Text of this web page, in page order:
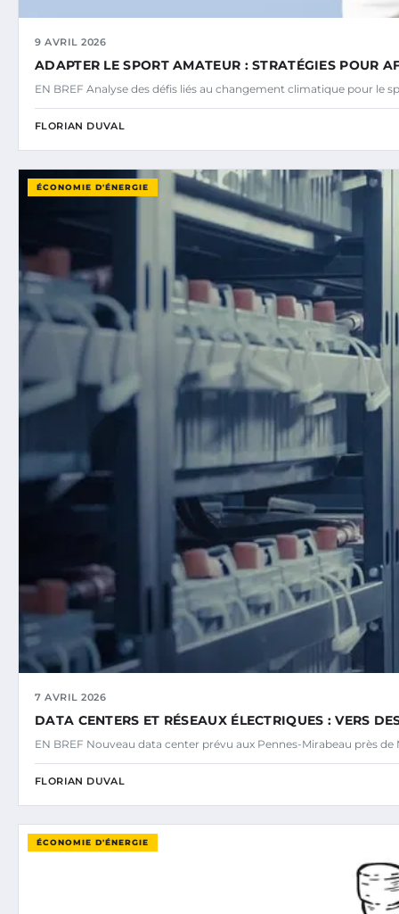
9 AVRIL 2026
ADAPTER LE SPORT AMATEUR : STRATÉGIES POUR
EN BREF Analyse des défis liés au changement climatique pour le
FLORIAN DUVAL
ÉCONOMIE D'ÉNERGIE
7 AVRIL 2026
DATA CENTERS ET RÉSEAUX ÉLECTRIQUES : VERS
EN BREF Nouveau data center prévu aux Pennes-Mirabeau près de
FLORIAN DUVAL
ÉCONOMIE D'ÉNERGIE